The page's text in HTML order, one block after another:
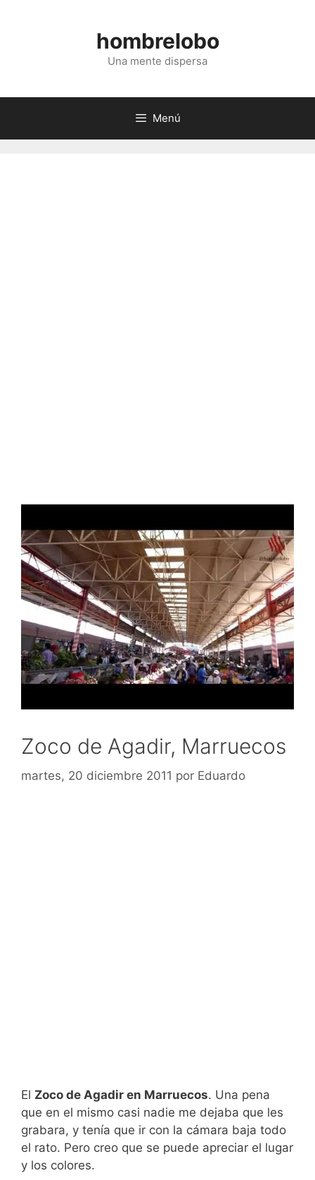
hombrelobo
Una mente dispersa
Menú
Zoco de Agadir, Marruecos
martes, 20 diciembre 2011 por Eduardo
El Zoco de Agadir en Marruecos. Una pena
que en el mismo casi nadie me dejaba que les
grabara, y tenía que ir con la cámara baja todo
el rato. Pero creo que se puede apreciar el lugar
y los colores.